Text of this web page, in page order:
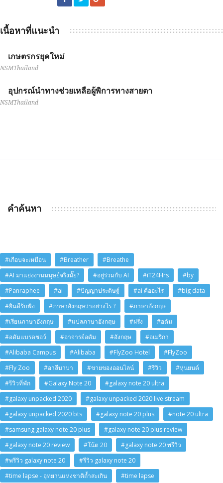
เนื้อหาที่แนะนำ
เกษตรกรยุคใหม่
NSMThailand
อุปกรณ์นำทางช่วยเหลือผู้พิการทางสายตา
NSMThailand
คำค้นหา
#เกือบจะเหมือน #Breather
#Breathe
#AI มาแย่งงานมนุษย์จริงมั๊ย?
#อยู่ร่วมกับ AI #iT24Hrs
#by
#Panraphee
#ai #ปัญญาประดิษฐ์ #ai คืออะไร
#big data
#ยินดีรับฟัง
#ภาษาอังกฤษว่าอย่างไร ?
#ภาษาอังกฤษ
#เรียนภาษาอังกฤษ
#แปลภาษาอังกฤษ #ฝรั่ง
#อดัม
#อดัมแบรดชอว์
#อาจารย์อดัม #อังกฤษ
#อเมริกา
#Alibaba Campus
#Alibaba #FlyZoo Hotel
#FlyZoo
#Fly Zoo
#อาลีบาบา #ขายของออนไลน์ #รีวิว
#หุ่นยนต์
#รีวิวที่พัก
#Galaxy Note 20
#galaxy note 20 ultra
#galaxy unpacked 2020
#galaxy unpacked 2020 live stream
#galaxy unpacked 2020 bts
#galaxy note 20 plus
#note 20 ultra
#samsung galaxy note 20 plus
#galaxy note 20 plus review
#galaxy note 20 review
#โน้ต 20
#galaxy note 20 พรีวิว
#พรีวิว galaxy note 20
#รีวิว galaxy note 20
#time lapse - อุทยานแห่งชาติถ้ำสะเกิน
#time lapse